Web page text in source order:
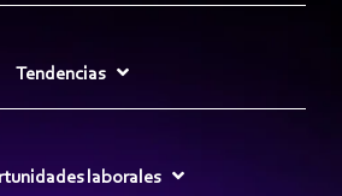
Tendencias
laborales